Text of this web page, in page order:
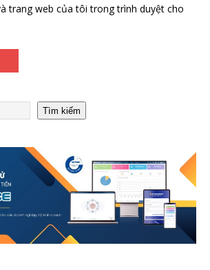
trang web của tôi trong trình duyệt cho
Tìm kiếm